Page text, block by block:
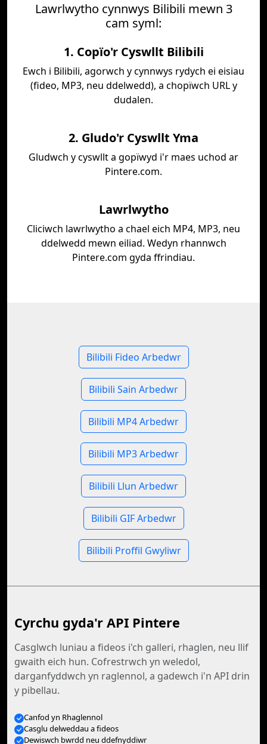
Lawrlwytho cynnwys Bilibili mewn 3
cam syml:
1. Copïo'r Cyswllt Bilibili
Ewch i Bilibili, agorwch y cynnwys rydych ei eisiau
(fideo, MP3, neu ddelwedd), a chopïwch URL y
dudalen.
2. Gludo'r Cyswllt Yma
Gludwch y cyswllt a gopïwyd i'r maes uchod ar
Pintere.com.
Lawrlwytho
Cliciwch lawrlwytho a chael eich MP4, MP3, neu
ddelwedd mewn eiliad. Wedyn rhannwch
Pintere.com gyda ffrindiau.
Bilibili Fideo Arbedwr
Bilibili Sain Arbedwr
Bilibili MP4 Arbedwr
Bilibili MP3 Arbedwr
Bilibili Llun Arbedwr
Bilibili GIF Arbedwr
Bilibili Proffil Gwyliwr
Cyrchu gyda'r API Pintere
Casglwch luniau a fideos i'ch galleri, rhaglen, neu llif
gwaith eich hun. Cofrestrwch yn weledol,
darganfyddwch yn raglennol, a gadewch i'n API drin
y pibellau.
Canfod yn Rhaglennol
Casglu delweddau a fideos
Dewiswch bwrdd neu ddefnyddiwr